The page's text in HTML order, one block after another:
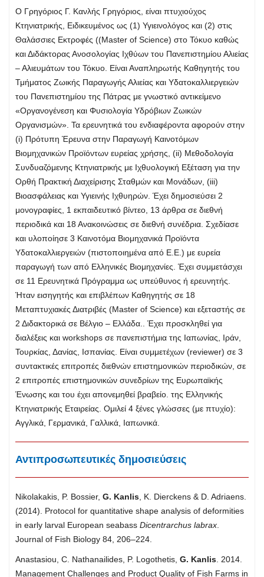
Ο Γρηγόριος Γ. Κανλής Γρηγόριος, είναι πτυχιούχος
Κτηνιατρικής, Ειδικευμένος ως (1) Υγιεινολόγος και (2) στις
Θαλάσσιες Εκτροφές ((Master of Science) στο Τόκυο καθώς
και Διδάκτορας Ανοσολογίας Ιχθύων του Πανεπιστημίου Αλιείας
– Αλιευμάτων του Τόκυο. Είναι Αναπληρωτής Καθηγητής του
Τμήματος Ζωικής Παραγωγής Αλιείας και Υδατοκαλλιεργειών
του Πανεπιστημίου της Πάτρας με γνωστικό αντικείμενο
«Οργανογένεση και Φυσιολογία Υδρόβιων Ζωικών
Οργανισμών». Τα ερευνητικά του ενδιαφέροντα αφορούν στην
(i) Πρότυπη Έρευνα στην Παραγωγή Καινοτόμων
Βιομηχανικών Προϊόντων ευρείας χρήσης, (ii) Μεθοδολογία
Συνδυαζόμενης Κτηνιατρικής με Ιχθυολογική Εξέταση για την
Ορθή Πρακτική Διαχείρισης Σταθμών και Μονάδων, (iii)
Βιοασφάλειας και Υγιεινής Ιχθυηρών. Έχει δημοσιεύσει 2
μονογραφίες, 1 εκπαιδευτικό βίντεο, 13 άρθρα σε διεθνή
περιοδικά και 18 Ανακοινώσεις σε διεθνή συνέδρια. Σχεδίασε
και υλοποίησε 3 Καινοτόμα Βιομηχανικά Προϊόντα
Υδατοκαλλιεργειών (πιστοποιημένα από Ε.Ε.) με ευρεία
παραγωγή των από Ελληνικές Βιομηχανίες. Έχει συμμετάσχει
σε 11 Ερευνητικά Πρόγραμμα ως υπεύθυνος ή ερευνητής.
Ήταν εισηγητής και επιβλέπων Καθηγητής σε 18
Μεταπτυχιακές Διατριβές (Master of Science) και εξεταστής σε
2 Διδακτορικά σε Βέλγιο – Ελλάδα.. Έχει προσκληθεί για
διαλέξεις και workshops σε πανεπιστήμια της Ιαπωνίας, Ιράν,
Τουρκίας, Δανίας, Ισπανίας. Είναι συμμετέχων (reviewer) σε 3
συντακτικές επιτροπές διεθνών επιστημονικών περιοδικών, σε
2 επιτροπές επιστημονικών συνεδρίων της Ευρωπαϊκής
Ένωσης και του έχει απονεμηθεί βραβείο. της Ελληνικής
Κτηνιατρικής Εταιρείας. Ομιλεί 4 ξένες γλώσσες (με πτυχίο):
Αγγλικά, Γερμανικά, Γαλλικά, Ιαπωνικά.
Αντιπροσωπευτικές δημοσιεύσεις
Nikolakakis, P. Bossier, G. Kanlis, K. Dierckens & D. Adriaens.
(2014). Protocol for quantitative shape analysis of deformities
in early larval European seabass Dicentrarchus labrax.
Journal of Fish Biology 84, 206–224.
Anastasiou, C. Nathanailides, P. Logothetis, G. Kanlis. 2014.
Management Challenges and Product Quality of Fish Farms in